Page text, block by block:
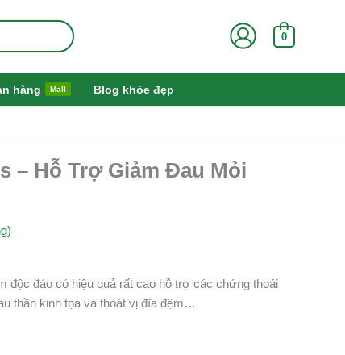
0
hàng Mall Blog khỏe đẹp
– Hỗ Trợ Giảm Đau Mỏi
độc đáo có hiệu quả rất cao hỗ trợ các chứng thoái
thần kinh tọa và thoát vị đĩa đệm…